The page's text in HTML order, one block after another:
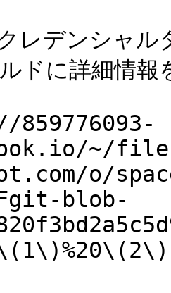
レデンシャル
ドに詳細情報
~/
o/
blob-